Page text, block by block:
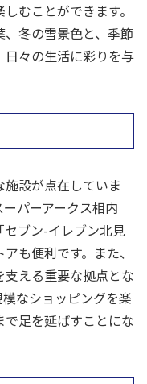
むことができます。
冬の雪景色と、季節
日々の生活に彩りを与
設が点在していま
パーアークス相内
ブン-イレブン北見
も便利です。また、
支える重要な拠点とな
なショッピングを楽
足を延ばすことにな